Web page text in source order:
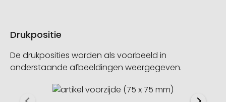
Drukpositie
De drukposities worden als voorbeeld in
onderstaande afbeeldingen weergegeven.